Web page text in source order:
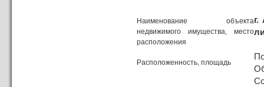
Наименование объекта
недвижимого имущества, место
расположения
г.
Расположенность, площадь